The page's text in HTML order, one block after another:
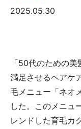
2025.05.30
「50代のための
満足させるヘアケ
毛メニュー「ネオ
した。このメニュ
レンドした育毛カ